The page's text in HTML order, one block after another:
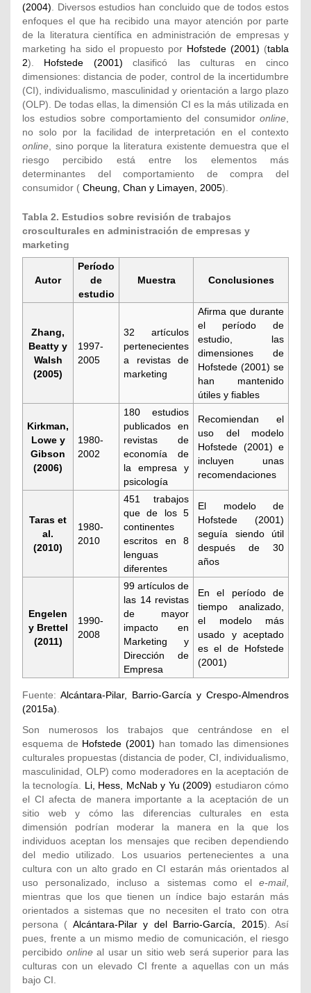
(2004) . Diversos estudios han concluido que de todos estos
enfoques el que ha recibido una mayor atención por parte
de la literatura científica en administración de empresas y
marketing ha sido el propuesto por Hofstede (2001) (tabla
2). Hofstede (2001) clasificó las culturas en cinco
dimensiones: distancia de poder, control de la incertidumbre
(CI), individualismo, masculinidad y orientación a largo plazo
(OLP). De todas ellas, la dimensión CI es la más utilizada en
los estudios sobre comportamiento del consumidor online
no solo por la facilidad de interpretación en el contexto
online , sino porque la literatura existente demuestra que el
riesgo percibido está entre los elementos más
determinantes del comportamiento de compra del
consumidor ( Cheung, Chan y Limayen, 2005).
Tabla 2. Estudios sobre revisión de trabajos
crosculturales en administración de empresas y
marketing
Autor
Período
de
estudio
Muestra Conclusiones
Zhang,
Beatty y
Walsh
(2005)
1997-
2005
32 artículos
pertenecientes
a revistas de
marketing
Afirma que durante
el período de
estudio, las
dimensiones de
Hofstede (2001) se
han mantenido
útiles y fiables
Kirkman,
Lowe y
Gibson
(2006)
1980-
2002
180 estudios
publicados en
revistas de
economía de
la empresa y
psicología
Recomiendan el
uso del modelo
Hofstede (2001) e
incluyen unas
recomendaciones
Taras et
al.
(2010)
1980-
2010
451 trabajos
que de los 5
continentes
escritos en 8
lenguas
diferentes
El modelo de
Hofstede (2001)
seguía siendo útil
después de 30
años
Engelen
y Brettel
(2011)
1990-
2008
99 artículos de
las 14 revistas
de mayor
impacto en
Marketing y
Dirección de
Empresa
En el período de
tiempo analizado,
el modelo más
usado y aceptado
es el de Hofstede
(2001)
Fuente: Alcántara-Pilar, Barrio-García y Crespo-Almendros
(2015a)
Son numerosos los trabajos que centrándose en el
esquema de Hofstede (2001) han tomado las dimensiones
culturales propuestas (distancia de poder, CI, individualismo,
masculinidad, OLP) como moderadores en la aceptación de
la tecnología. Li, Hess, McNab y Yu (2009) estudiaron cómo
el CI afecta de manera importante a la aceptación de un
sitio web y cómo las diferencias culturales en esta
dimensión podrían moderar la manera en la que los
individuos aceptan los mensajes que reciben dependiendo
del medio utilizado. Los usuarios pertenecientes a una
cultura con un alto grado en CI estarán más orientados al
uso personalizado, incluso a sistemas como el e-mail,
mientras que los que tienen un índice bajo estarán más
orientados a sistemas que no necesiten el trato con otra
persona ( Alcántara-Pilar y del Barrio-García, 2015). Así
pues, frente a un mismo medio de comunicación, el riesgo
percibido onlineal usar un sitio web será superior para las
culturas con un elevado CI frente a aquellas con un más
bajo CI.